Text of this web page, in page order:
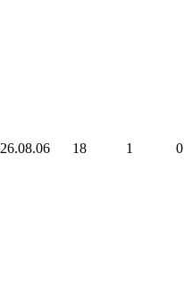
26.08.06 18 1 0